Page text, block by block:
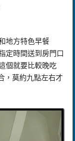
地方特色早餐
定時間送到房門口
個就要比較晚吃
，莫約九點左右才